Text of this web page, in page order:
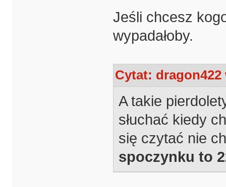
Jeśli chcesz
wypadałoby.
Cytat: dragon422
A takie
słuchać kiedy
się czytać nie
spoczynku to